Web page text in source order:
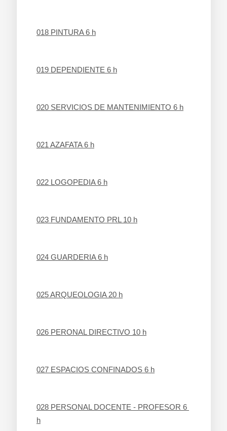
018 PINTURA 6 h
019 DEPENDIENTE 6 h
020 SERVICIOS DE MANTENIMIENTO 6 h
021 AZAFATA 6 h
022 LOGOPEDIA 6 h
023 FUNDAMENTO PRL 10 h
024 GUARDERIA 6 h
025 ARQUEOLOGIA 20 h
026 PERONAL DIRECTIVO 10 h
027 ESPACIOS CONFINADOS 6 h
028 PERSONAL DOCENTE - PROFESOR 6
h